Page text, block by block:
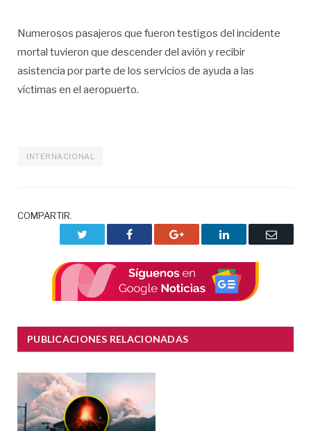
Numerosos pasajeros que fueron testigos del incidente
mortal tuvieron que descender del avión y recibir
asistencia por parte de los servicios de ayuda a las
víctimas en el aeropuerto.
INTERNACIONAL
COMPARTIR.
Facebook Google+ LinkedIn
Correo
PUBLICACIONES RELACIONADAS